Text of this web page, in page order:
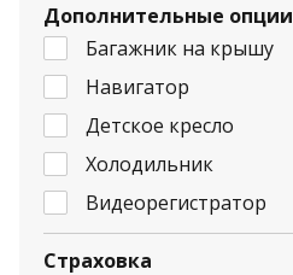
Дополнительные опции
Багажник на крышу
Навигатор
Детское кресло
Холодильник
Видеорегистратор
Страховка